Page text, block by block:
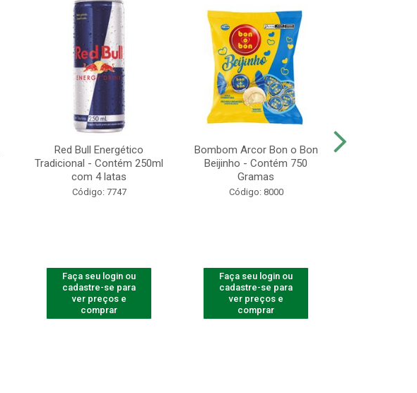
Red Bull Energético
Tradicional - Contém 250ml
com 4 latas
Código: 7747
Faça seu login ou
cadastre-se para
ver preços e
comprar
Bombom Arcor Bon o Bon
Beijinho - Contém 750
Gramas
Código: 8000
Faça seu login ou
cadastre-se para
ver preços e
comprar